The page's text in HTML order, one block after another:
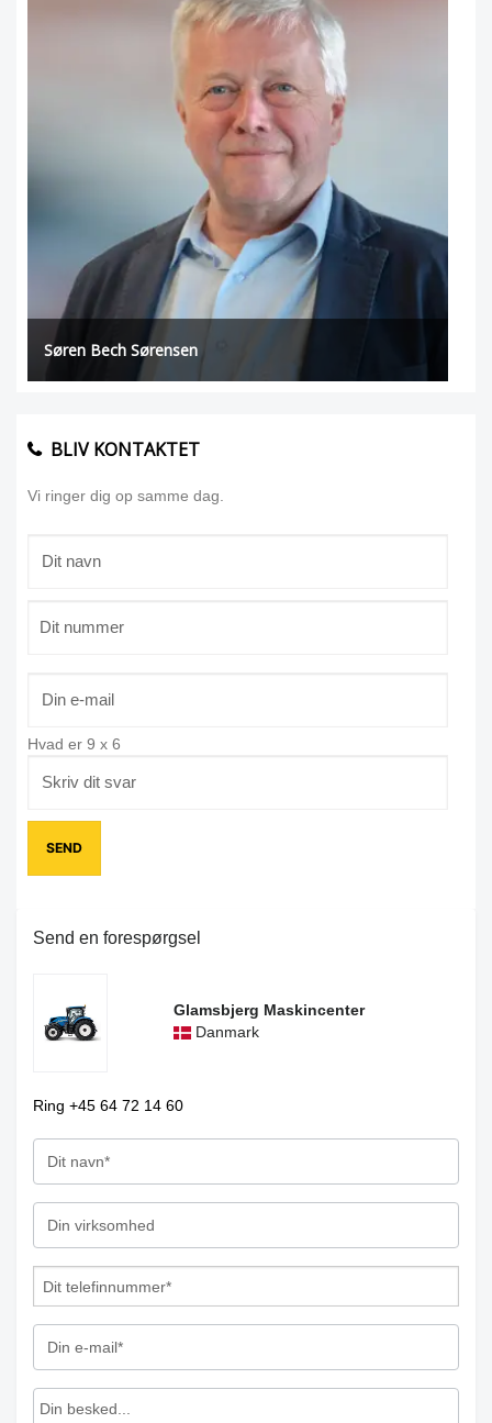
Søren Bech Sørensen
BLIV KONTAKTET
Vi ringer dig op samme dag.
Hvad er 9 x 6
Send en forespørgsel
Glamsbjerg Maskincenter
Danmark
Ring +45 64 72 14 60